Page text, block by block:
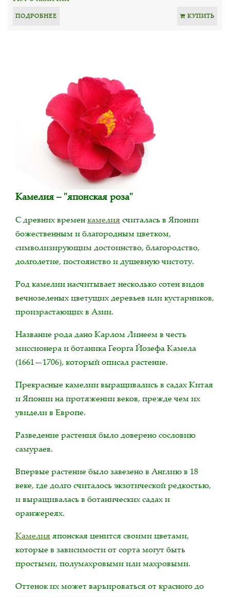
ПОДРОБНЕЕ КУПИТЬ
Камелия – "японская роза"
С древних временкамелия считалась в Японии
божественным и благородным цветком,
символизирующим достоинство, благородство,
долголетие, постоянство и душевную чистоту.
Род камелии насчитывает несколько сотен видов
вечнозеленых цветущих деревьев или кустарников,
произрастающих в Азии.
Название рода дано Карлом Линеем в честь
миссионера и ботаника Георга Йозефа Камела
(1661—1706), который описал растение.
Прекрасные камелии выращивались в садах Китая
и Японии на протяжении веков, прежде чем их
увидели в Европе.
Разведение растения было доверено сословию
самураев.
Впервые растение было завезено в Англию в 18
веке, где долго считалось экзотической редкостью,
и выращивалась в ботанических садах и
оранжереях.
Камелия японская ценится своими цветами,
которые в зависимости от сорта могут быть
простыми, полумахровыми или махровыми.
Оттенок их может варьироваться от красного до